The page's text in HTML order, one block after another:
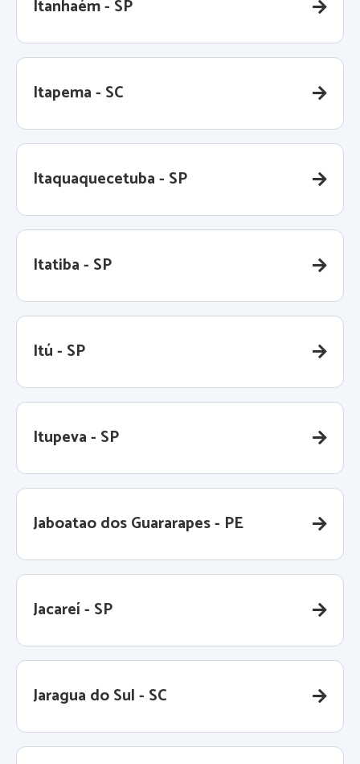
Itanhaém - SP
Itapema - SC
Itaquaquecetuba - SP
Itatiba - SP
Itú - SP
Itupeva - SP
Jaboatao dos Guararapes - PE
Jacareí - SP
Jaragua do Sul - SC